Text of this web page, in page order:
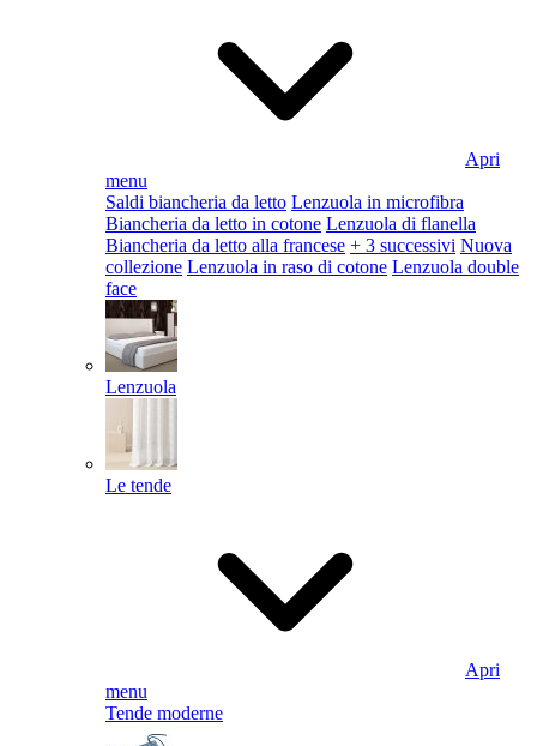
Apri
menu
Saldi biancheria da letto Lenzuola in microfibra
Biancheria da letto in cotone Lenzuola di flanella
Biancheria da letto alla francese + 3 successivi Nuova
collezione Lenzuola in raso di cotone Lenzuola double
face
Lenzuola
Le tende
Apri
menu
Tende moderne